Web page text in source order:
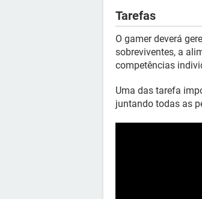
Tarefas
O gamer deverá
sobreviventes, a
competências
Uma das tarefa
juntando todas as